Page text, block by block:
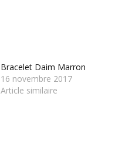
Bracelet Daim Marron
16 novembre 2017
Article similaire